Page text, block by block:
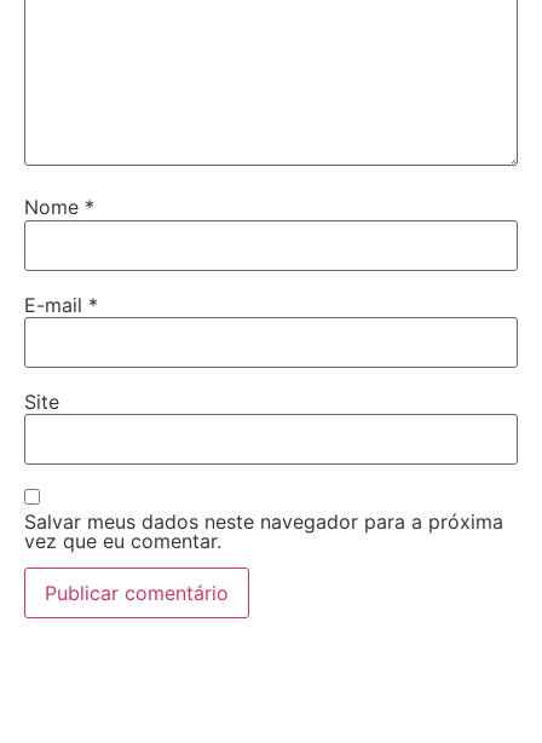
Nome *
E-mail *
Site
Salvar meus dados neste navegador para a próxima
vez que eu comentar.